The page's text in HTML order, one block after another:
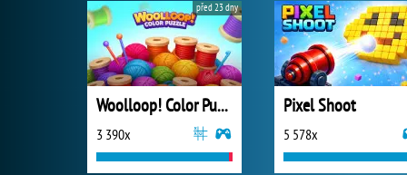
Woolloop! Color Puzzle
3 390x
před 23 dny
Pixel Shoot
5 578x